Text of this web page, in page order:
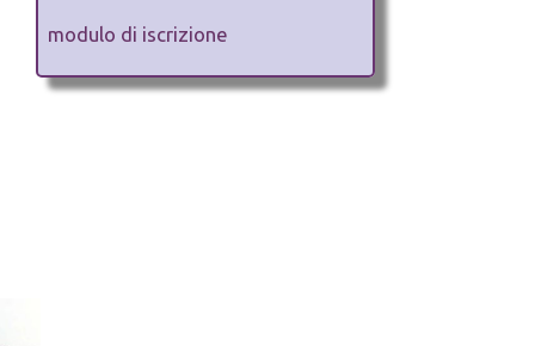
modulo di iscrizione